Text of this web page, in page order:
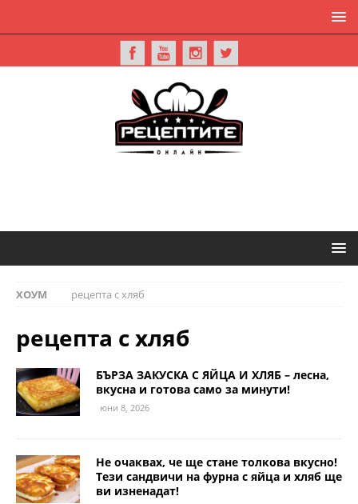
ХОУМ рецепта с хляб
рецепта с хляб
БЪРЗА ЗАКУСКА С ЯЙЦА И ХЛЯБ – лесна,
вкусна и готова само за минути!
юни 8, 2026
Не очаквах, че ще стане толкова вкусно!
Тези сандвичи на фурна с яйца и хляб ще
ви изненадат!